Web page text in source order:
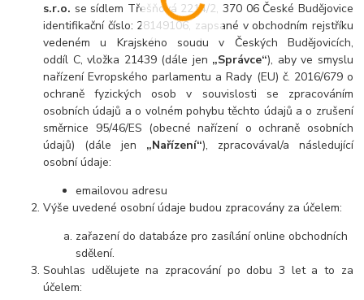
s.r.o. se sídlem Třešňová 2214/2, 370 06 České Budějovice
identifikační číslo: 28149106, zapsané v obchodním rejstříku
vedeném u Krajského soudu v Českých Budějovicích,
oddíl C, vložka 21439 (dále jen „Správce“), aby ve smyslu
nařízení Evropského parlamentu a Rady (EU) č. 2016/679 o
ochraně fyzických osob v souvislosti se zpracováním
osobních údajů a o volném pohybu těchto údajů a o zrušení
směrnice 95/46/ES (obecné nařízení o ochraně osobních
údajů) (dále jen „Nařízení“), zpracovával/a následující
osobní údaje:
emailovou adresu
Výše uvedené osobní údaje budou zpracovány za účelem:
zařazení do databáze pro zasílání online obchodních
sdělení.
Souhlas udělujete na zpracování po dobu 3 let a to za
účelem: